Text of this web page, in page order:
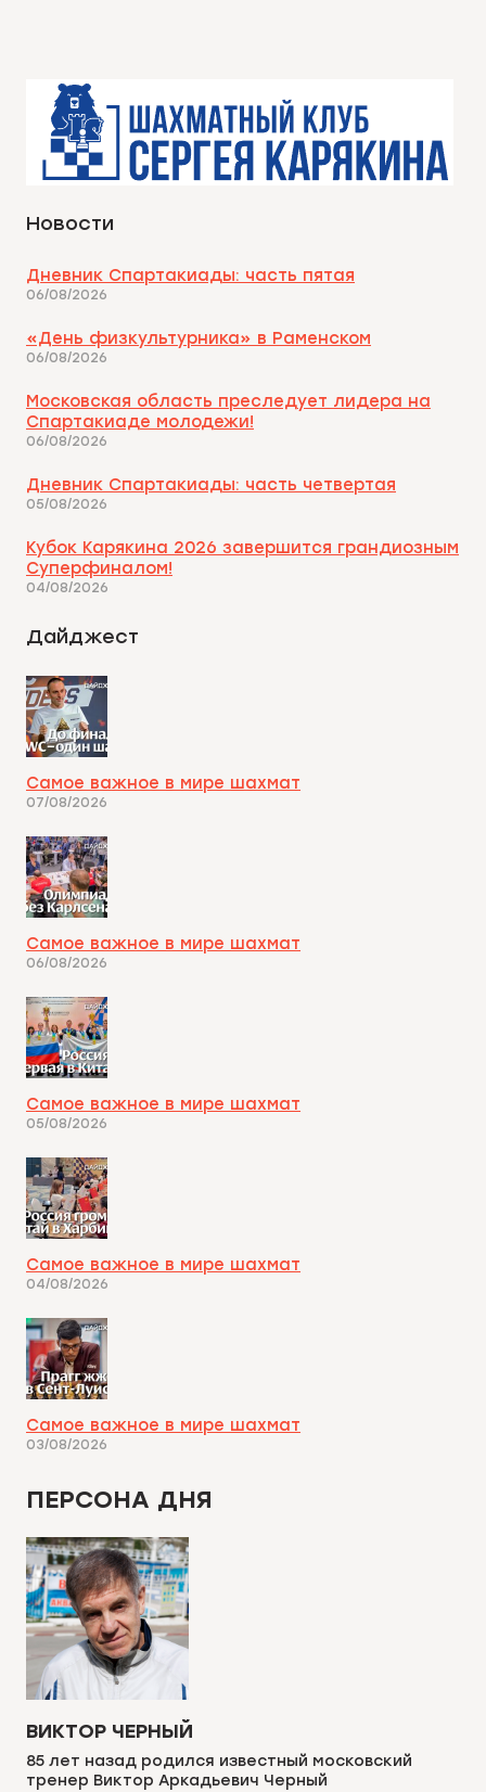
Новости
Дневник Спартакиады: часть пятая
06/08/2026
«День физкультурника» в Раменском
06/08/2026
Московская область преследует лидера на
Спартакиаде молодежи!
06/08/2026
Дневник Спартакиады: часть четвертая
05/08/2026
Кубок Карякина 2026 завершится грандиозным
Суперфиналом!
04/08/2026
Дайджест
Самое важное в мире шахмат
07/08/2026
Самое важное в мире шахмат
06/08/2026
Самое важное в мире шахмат
05/08/2026
Самое важное в мире шахмат
04/08/2026
Самое важное в мире шахмат
03/08/2026
ПЕРСОНА ДНЯ
ВИКТОР ЧЕРНЫЙ
85 лет назад родился известный московский
тренер Виктор Аркадьевич Черный